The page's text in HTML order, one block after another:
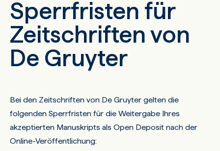
ein AM auf diese Weise freigegeben werden kann.
für jeden Artikel bzw. jedes Kapitel vergeben wird und
einen direkten und unbefristeten Zugriff darauf
ermöglicht. Mit der Annahme durch De Gruyter erhält
Ihr Artikel einen DOI. Sie finden den DOI für Ihren
Artikel oder Ihre Daten in der Bestätigungs-E-Mail, die
Sperrfristen für
Zeitschriften von
De Gruyter
Bei den Zeitschriften von De Gruyter gelten die
folgenden Sperrfristen für die Weitergabe Ihres
akzeptierten Manuskripts als Open Deposit nach der
Online-Veröffentlichung: